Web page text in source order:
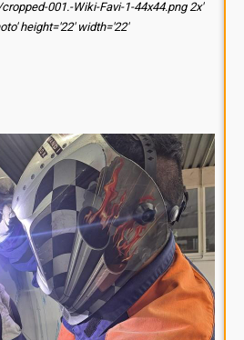
001.-Wiki-Favi-1-44x44.png 2x'
height='22' width='22'